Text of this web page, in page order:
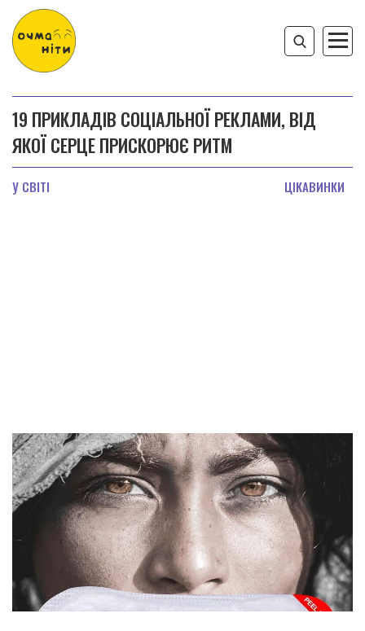
19 ПРИКЛАДІВ СОЦІАЛЬНОЇ РЕКЛАМИ, ВІД
ЯКОЇ СЕРЦЕ ПРИСКОРЮЄ РИТМ
У СВІТІ ЦІКАВИНКИ